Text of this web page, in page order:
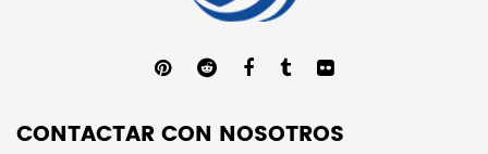
CONTACTAR CON NOSOTROS